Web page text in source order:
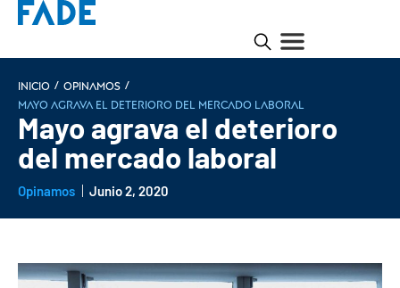
INICIO / Opinamos /
Mayo agrava el deterioro del mercado laboral
Mayo agrava el deterioro
del mercado laboral
Opinamos Junio 2, 2020